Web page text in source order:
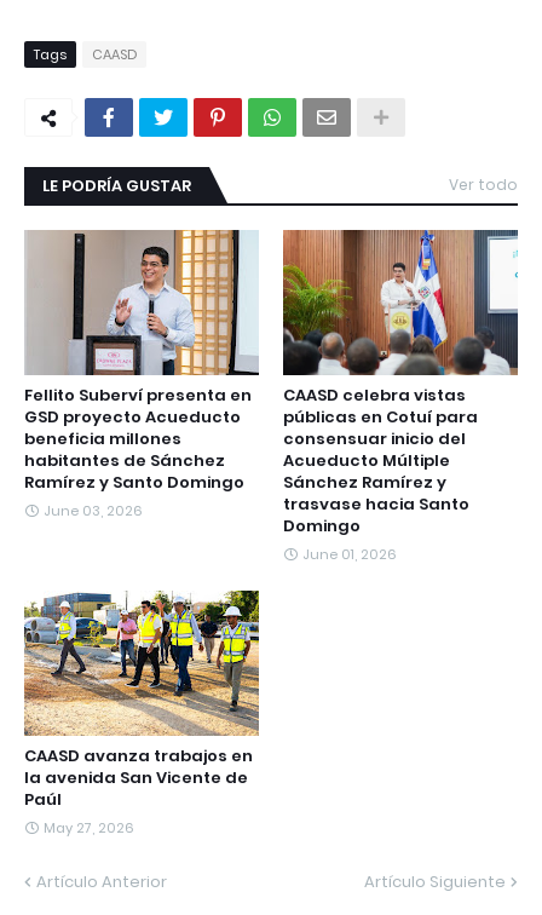
Tags CAASD
LE PODRÍA GUSTAR Ver todo
Fellito Suberví presenta en
GSD proyecto Acueducto
beneficia millones
habitantes de Sánchez
Ramírez y Santo Domingo
June 03, 2026
CAASD celebra vistas
públicas en Cotuí para
consensuar inicio del
Acueducto Múltiple
Sánchez Ramírez y
trasvase hacia Santo
Domingo
June 01, 2026
CAASD avanza trabajos en
la avenida San Vicente de
Paúl
May 27, 2026
Artículo Anterior Artículo Siguiente